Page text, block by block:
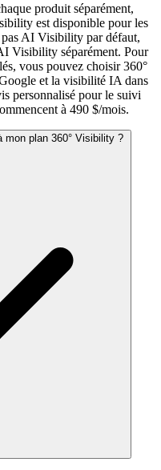
produit séparément,
est disponible pour les
AI Visibility par défaut,
Visibility séparément. Pour
vous pouvez choisir 360°
et la visibilité IA dans
personnalisé pour le suivi
à 490 $/mois.
plan 360° Visibility ?